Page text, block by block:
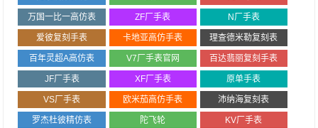
万国一比一高仿表 ZF厂手表 N厂手表
爱彼复刻手表 卡地亚高仿手表 理查德米勒复刻表
百年灵超A高仿表 V7厂手表官网 百达翡丽复刻手表
JF厂手表 XF厂手表 原单手表
VS厂手表 欧米茄高仿手表 沛纳海复刻表
罗杰杜彼精仿表 陀飞轮 KV厂手表